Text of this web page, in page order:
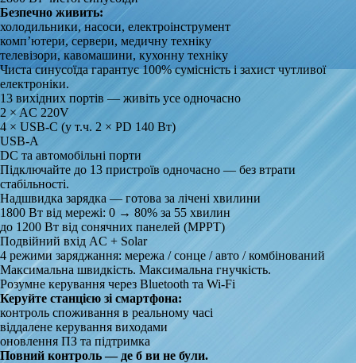
Безпечно живить:
холодильники, насоси, електроінструмент
комп’ютери, сервери, медичну техніку
телевізори, кавомашини, кухонну техніку
Чиста синусоїда гарантує 100% сумісність і захист чутливої
електроніки.
13 вихідних портів — живіть усе одночасно
2 × AC 220V
4 × USB-C (у т.ч. 2 × PD 140 Вт)
USB-A
DC та автомобільні порти
Підключайте до 13 пристроїв одночасно — без втрати
стабільності.
Надшвидка зарядка — готова за лічені хвилини
1800 Вт від мережі: 0 → 80% за 55 хвилин
до 1200 Вт від сонячних панелей (MPPT)
Подвійний вхід AC + Solar
4 режими заряджання: мережа / сонце / авто / комбінований
Максимальна швидкість. Максимальна гнучкість.
Розумне керування через Bluetooth та Wi-Fi
Керуйте станцією зі смартфона:
контроль споживання в реальному часі
віддалене керування виходами
оновлення ПЗ та підтримка
Повний контроль — де б ви не були.